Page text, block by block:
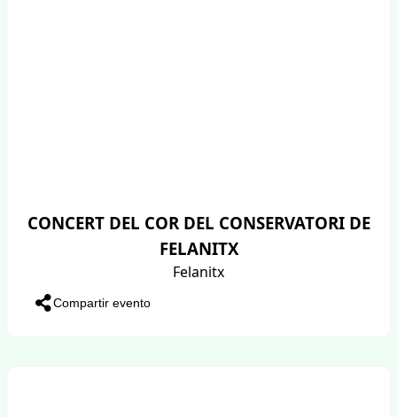
CONCERT DEL COR DEL CONSERVATORI DE
FELANITX
Felanitx
Compartir evento